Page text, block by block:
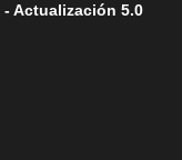
Actualización 5.0